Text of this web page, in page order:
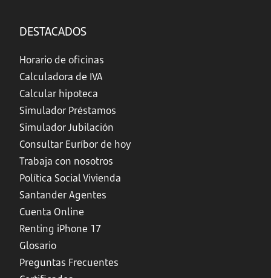
DESTACADOS
Horario de oficinas
Calculadora de IVA
Calcular hipoteca
Simulador Préstamos
Simulador Jubilación
Consultar Euríbor de hoy
Trabaja con nosotros
Política Social Vivienda
Santander Agentes
Cuenta Online
Renting iPhone 17
Glosario
Preguntas Frecuentes